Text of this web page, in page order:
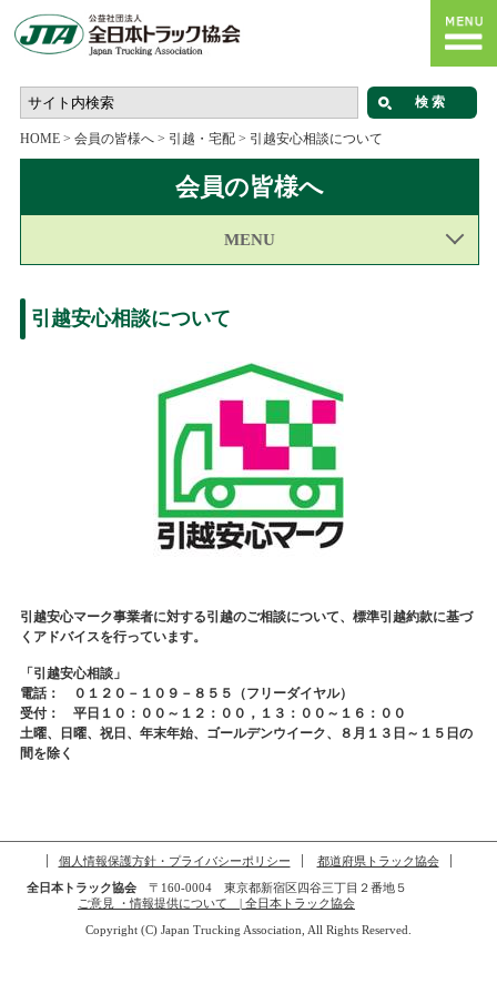
HOME> 会員の皆様へ> 引越・宅配> 引越安心相談について
会員の皆様へ
MENU
引越安心相談について
引越安心マーク事業者に対する引越のご相談について、標準引越約款に基づ
くアドバイスを行っています。
「引越安心相談」
電話： ０１２０－１０９－８５５（フリーダイヤル）
受付： 平日１０：００～１２：００，１３：００～１６：００
土曜、日曜、祝日、年末年始、ゴールデンウイーク、８月１３日～１５日の
間を除く
個人情報保護方針・プライバシーポリシー
都道府県トラック協会
全日本トラック協会〒160-0004 東京都新宿区四谷三丁目２番地５
ご意見 ・情報提供について | 全日本トラック協会
Copyright (C) Japan Trucking Association, All Rights Reserved.